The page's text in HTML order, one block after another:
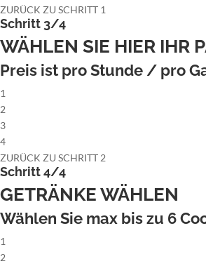
ZURÜCK ZU SCHRITT 1
Schritt 3/4
WÄHLEN SIE HIER IHR
Preis ist pro Stunde / pro
1
2
3
4
ZURÜCK ZU SCHRITT 2
Schritt 4/4
GETRÄNKE WÄHLEN
Wählen Sie max bis zu 6
1
2